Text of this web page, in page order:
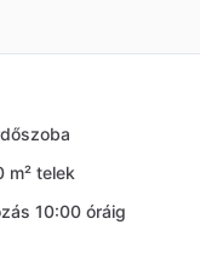
m² telek
10:00 óráig